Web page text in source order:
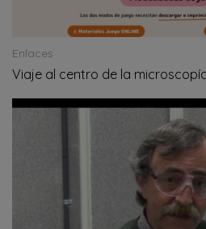
Enlaces
Viaje al centro de la microscopía